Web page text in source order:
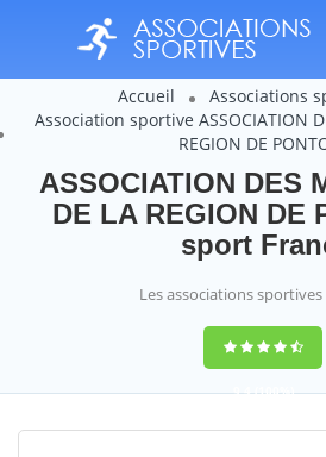
Accueil
Associations
Association sportive ASSOCIATION
REGION DE
ASSOCIATION DES
DE LA REGION DE
sport
Les associations sportives
9,4(100%)
14358votes